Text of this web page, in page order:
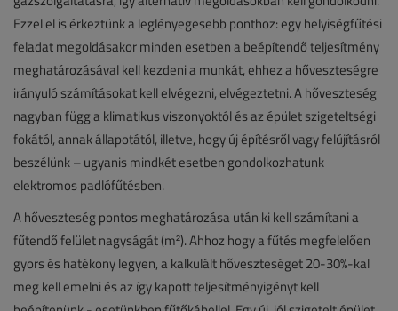
Ezzel el is érkeztünk a leglényegesebb ponthoz: egy helyiségfűtési
feladat megoldásakor minden esetben a beépítendő teljesítmény
meghatározásával kell kezdeni a munkát, ehhez a hőveszteségre
irányuló számításokat kell elvégezni, elvégeztetni. A hőveszteség
nagyban függ a klimatikus viszonyoktól és az épület szigeteltségi
fokától, annak állapotától, illetve, hogy új építésről vagy felújításról
beszélünk – ugyanis mindkét esetben gondolkozhatunk
elektromos padlófűtésben.
A hőveszteség pontos meghatározása után ki kell számítani a
fűtendő felület nagyságát (m²). Ahhoz hogy a fűtés megfelelően
gyors és hatékony legyen, a kalkulált hőveszteséget 20-30%-kal
meg kell emelni és az így kapott teljesítményigényt kell